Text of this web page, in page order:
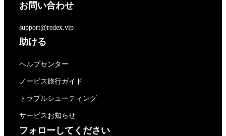
お問い合わせ
support@redex.vip
助ける
ヘルプセンター
ノービス旅行ガイド
トラブルシューティング
サービスお知らせ
フォローしてください